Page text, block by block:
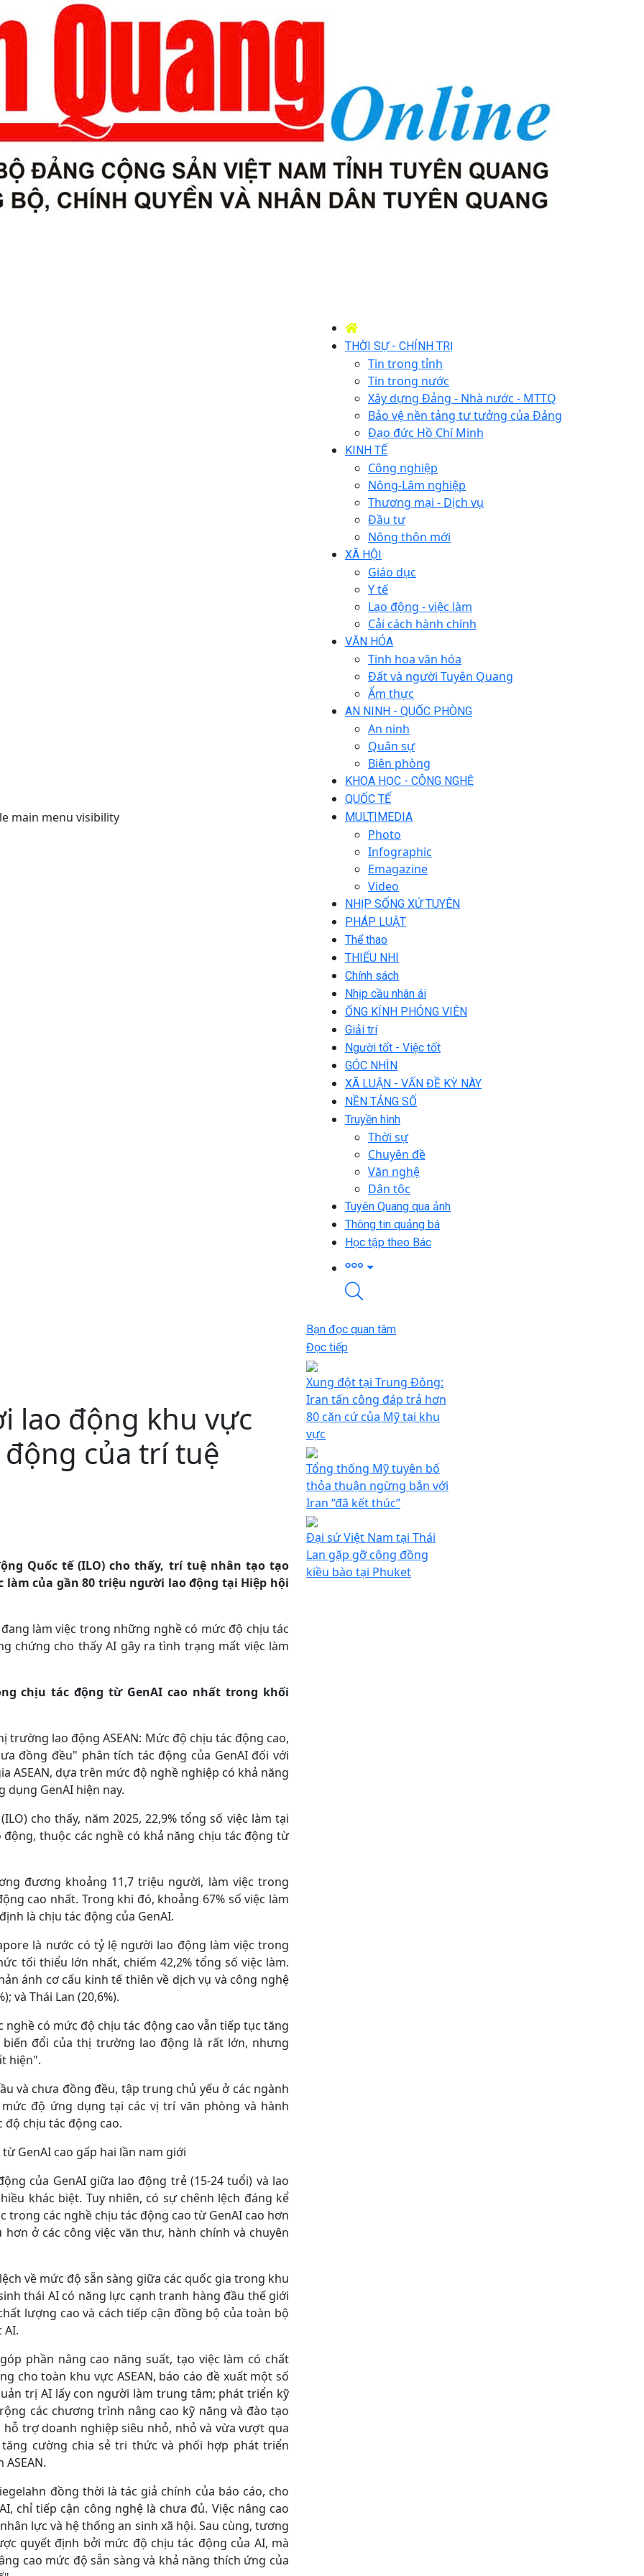
main menu visibility
THỜI SỰ - CHÍNH TRỊ
Tin trong tỉnh
Tin trong nước
Xây dựng Đảng - Nhà nước - MTTQ
Bảo vệ nền tảng tư tưởng của Đảng
Đạo đức Hồ Chí Minh
KINH TẾ
Công nghiệp
Nông-Lâm nghiệp
Thương mại - Dịch vụ
Đầu tư
Nông thôn mới
XÃ HỘI
Giáo dục
Y tế
Lao động - việc làm
Cải cách hành chính
VĂN HÓA
Tinh hoa văn hóa
Đất và người Tuyên Quang
Ẩm thực
AN NINH - QUỐC PHÒNG
An ninh
Quân sự
Biên phòng
KHOA HỌC - CÔNG NGHỆ
QUỐC TẾ
MULTIMEDIA
Photo
Infographic
Emagazine
Video
NHỊP SỐNG XỨ TUYÊN
PHÁP LUẬT
Thể thao
THIẾU NHI
Chính sách
Nhịp cầu nhân ái
ỐNG KÍNH PHÓNG VIÊN
Giải trí
Người tốt - Việc tốt
GÓC NHÌN
XÃ LUẬN - VẤN ĐỀ KỲ NÀY
NỀN TẢNG SỐ
Truyền hình
Thời sự
Chuyên đề
Văn nghệ
Dân tộc
Tuyên Quang qua ảnh
Thông tin quảng bá
Học tập theo Bác
lao động khu vực
động của trí tuệ
Quốc tế (ILO) cho thấy, trí tuệ nhân tạo tạo
làm của gần 80 triệu người lao động tại Hiệp hội
làm việc trong những nghề có mức độ chịu tác
chứng cho thấy AI gây ra tình trạng mất việc làm
chịu tác động từ GenAI cao nhất trong khối
trường lao động ASEAN: Mức độ chịu tác động cao,
đồng đều" phân tích tác động của GenAI đối với
ASEAN, dựa trên mức độ nghề nghiệp có khả năng
dụng GenAI hiện nay.
cho thấy, năm 2025, 22,9% tổng số việc làm tại
thuộc các nghề có khả năng chịu tác động từ
đương khoảng 11,7 triệu người, làm việc trong
cao nhất. Trong khi đó, khoảng 67% số việc làm
là chịu tác động của GenAI.
là nước có tỷ lệ người lao động làm việc trong
tối thiểu lớn nhất, chiếm 42,2% tổng số việc làm.
ánh cơ cấu kinh tế thiên về dịch vụ và công nghệ
và Thái Lan (20,6%).
nghề có mức độ chịu tác động cao vẫn tiếp tục tăng
biến đổi của thị trường lao động là rất lớn, nhưng
hiện".
và chưa đồng đều, tập trung chủ yếu ở các ngành
độ ứng dụng tại các vị trí văn phòng và hành
độ chịu tác động cao.
GenAI cao gấp hai lần nam giới
của GenAI giữa lao động trẻ (15-24 tuổi) và lao
khác biệt. Tuy nhiên, có sự chênh lệch đáng kể
trong các nghề chịu tác động cao từ GenAI cao hơn
ở các công việc văn thư, hành chính và chuyên
về mức độ sẵn sàng giữa các quốc gia trong khu
thái AI có năng lực cạnh tranh hàng đầu thế giới
lượng cao và cách tiếp cận đồng bộ của toàn bộ
AI.
phần nâng cao năng suất, tạo việc làm có chất
cho toàn khu vực ASEAN, báo cáo đề xuất một số
trị AI lấy con người làm trung tâm; phát triển kỹ
các chương trình nâng cao kỹ năng và đào tạo
trợ doanh nghiệp siêu nhỏ, nhỏ và vừa vượt qua
cường chia sẻ tri thức và phối hợp phát triển
đồng thời là tác giả chính của báo cáo, cho
chỉ tiếp cận công nghệ là chưa đủ. Việc nâng cao
lực và hệ thống an sinh xã hội. Sau cùng, tương
quyết định bởi mức độ chịu tác động của AI, mà
cao mức độ sẵn sàng và khả năng thích ứng của
Bạn đọc quan tâm
Đọc tiếp
Xung đột tại Trung Đông:
Iran tấn công đáp trả hơn
80 căn cứ của Mỹ tại khu
vực
Tổng thống Mỹ tuyên bố
thỏa thuận ngừng bắn với
Iran “đã kết thúc”
Đại sứ Việt Nam tại Thái
Lan gặp gỡ cộng đồng
kiều bào tại Phuket